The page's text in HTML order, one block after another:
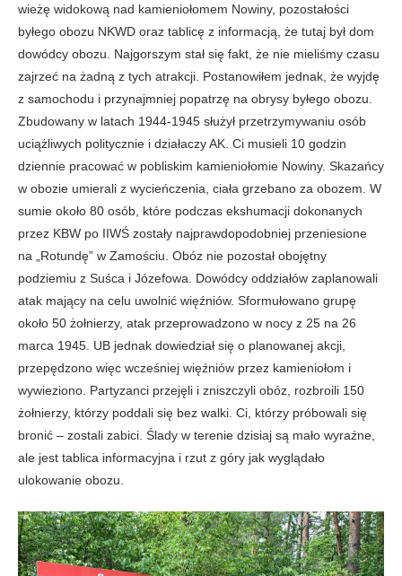
wieżę widokową nad kamieniołomem Nowiny, pozostałości
byłego obozu NKWD oraz tablicę z informacją, że tutaj był dom
dowódcy obozu. Najgorszym stał się fakt, że nie mieliśmy czasu
zajrzeć na żadną z tych atrakcji. Postanowiłem jednak, że wyjdę
z samochodu i przynajmniej popatrzę na obrysy byłego obozu.
Zbudowany w latach 1944-1945 służył przetrzymywaniu osób
uciążliwych politycznie i działaczy AK. Ci musieli 10 godzin
dziennie pracować w pobliskim kamieniołomie Nowiny. Skazańcy
w obozie umierali z wycieńczenia, ciała grzebano za obozem. W
sumie około 80 osób, które podczas ekshumacji dokonanych
przez KBW po IIWŚ zostały najprawdopodobniej przeniesione
na „Rotundę” w Zamościu. Obóz nie pozostał obojętny
podziemiu z Suśca i Józefowa. Dowódcy oddziałów zaplanowali
atak mający na celu uwolnić więźniów. Sformułowano grupę
około 50 żołnierzy, atak przeprowadzono w nocy z 25 na 26
marca 1945. UB jednak dowiedział się o planowanej akcji,
przepędzono więc wcześniej więźniów przez kamieniołom i
wywieziono. Partyzanci przejęli i zniszczyli obóz, rozbroili 150
żołnierzy, którzy poddali się bez walki. Ci, którzy próbowali się
bronić – zostali zabici. Ślady w terenie dzisiaj są mało wyraźne,
ale jest tablica informacyjna i rzut z góry jak wyglądało
ulokowanie obozu.